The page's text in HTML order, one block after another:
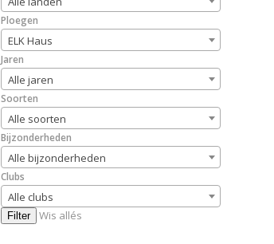
Ploegen
ELK Haus
Jaren
Alle jaren
Soorten
Alle soorten
Bijzonderheden
Alle bijzonderheden
Clubs
Alle clubs
Filter Wis allés